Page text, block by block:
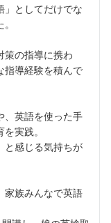
」としてだけでな
策の指導に携わ
指導経験を積んで
、英語を使った手
実践。
と感じる気持ちが
家族みんなで英語